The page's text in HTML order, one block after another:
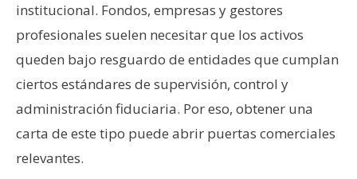
institucional. Fondos, empresas y gestores
profesionales suelen necesitar que los activos
queden bajo resguardo de entidades que cumplan
ciertos estándares de supervisión, control y
administración fiduciaria. Por eso, obtener una
carta de este tipo puede abrir puertas comerciales
relevantes.